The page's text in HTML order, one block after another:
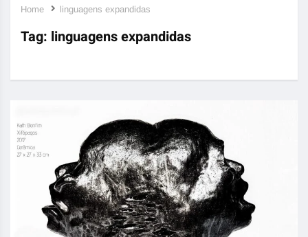
Home linguagens expandidas
Tag: linguagens expandidas